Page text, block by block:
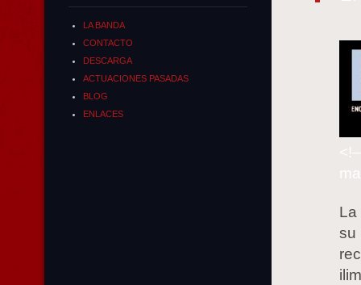
su
LA BANDA
CONTACTO
DESCARGA
ACTUACIONES PASADAS
BLOG
ENLACES